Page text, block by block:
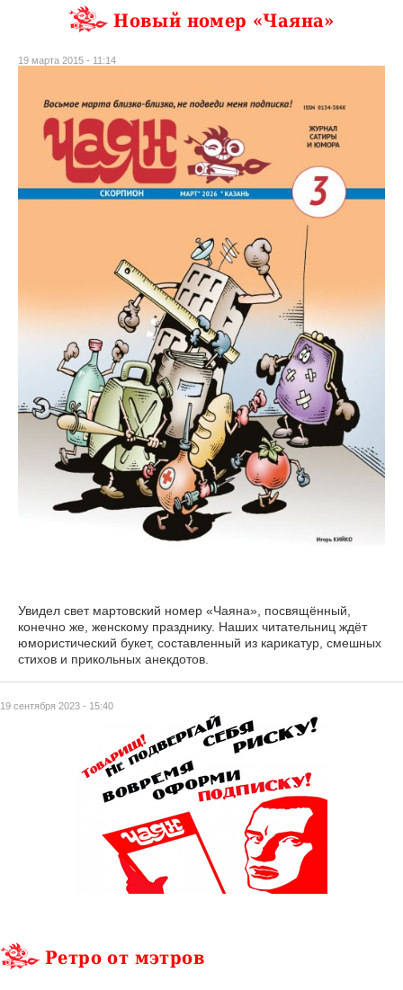
19 сентября 2023 - 15:40
Новый номер «Чаяна»
19 марта 2015 - 11:14
Увидел свет мартовский номер «Чаяна», посвящённый,
конечно же, женскому празднику. Наших читательниц ждёт
юмористический букет, составленный из карикатур, смешных
стихов и прикольных анекдотов.
Ретро от мэтров